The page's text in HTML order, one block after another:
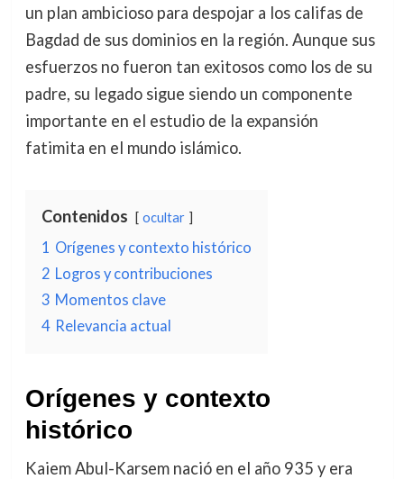
un plan ambicioso para despojar a los califas de
Bagdad de sus dominios en la región. Aunque sus
esfuerzos no fueron tan exitosos como los de su
padre, su legado sigue siendo un componente
importante en el estudio de la expansión
fatimita en el mundo islámico.
Contenidos ocultar
1 Orígenes y contexto histórico
2 Logros y contribuciones
3 Momentos clave
4 Relevancia actual
Orígenes y contexto
histórico
Kaiem Abul-Karsem nació en el año 935 y era